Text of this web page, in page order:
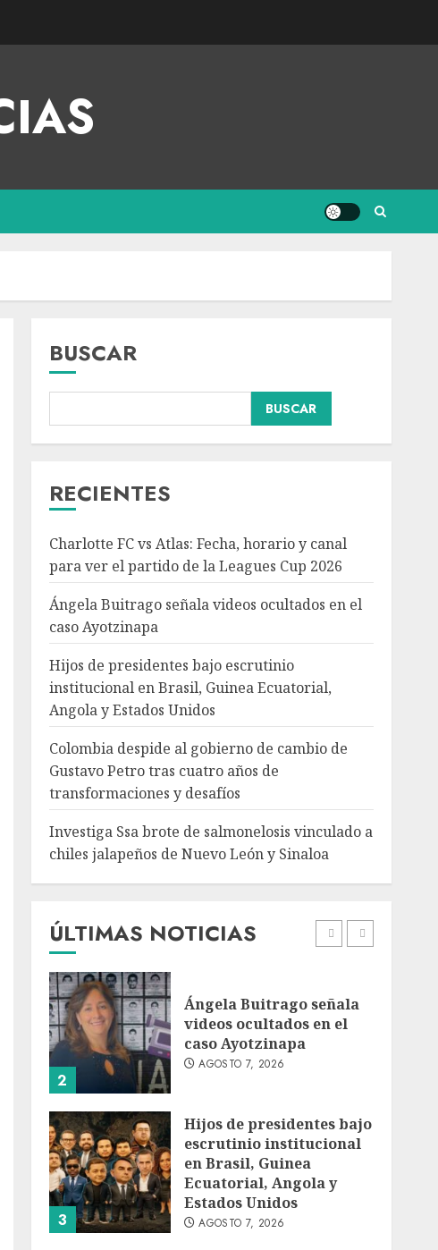
BUSCAR
BUSCAR
RECIENTES
Charlotte FC vs Atlas: Fecha, horario y canal
para ver el partido de la Leagues Cup 2026
Ángela Buitrago señala videos ocultados en el
caso Ayotzinapa
Hijos de presidentes bajo escrutinio
institucional en Brasil, Guinea Ecuatorial,
Angola y Estados Unidos
Colombia despide al gobierno de cambio de
Gustavo Petro tras cuatro años de
transformaciones y desafíos
Investiga Ssa brote de salmonelosis vinculado a
chiles jalapeños de Nuevo León y Sinaloa
ÚLTIMAS NOTICIAS
Hijos de presidentes bajo
escrutinio institucional
4
Colombia despide al
gobierno de cambio de
Gustavo Petro tras
transformaciones y
desafíos
AGOSTO 7, 2026
5
Investiga Ssa brote de
chiles jalapeños de
Nuevo León y Sinaloa
AGOSTO 7, 2026
1
Charlotte FC vs Atlas:
AGOSTO 7, 2026
2
Ángela Buitrago señala
videos ocultados en el
caso Ayotzinapa
AGOSTO 7, 2026
3
Hijos de presidentes bajo
escrutinio institucional
en Brasil, Guinea
Ecuatorial, Angola y
Estados Unidos
AGOSTO 7, 2026